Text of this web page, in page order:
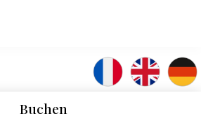
Buchen
Buchen